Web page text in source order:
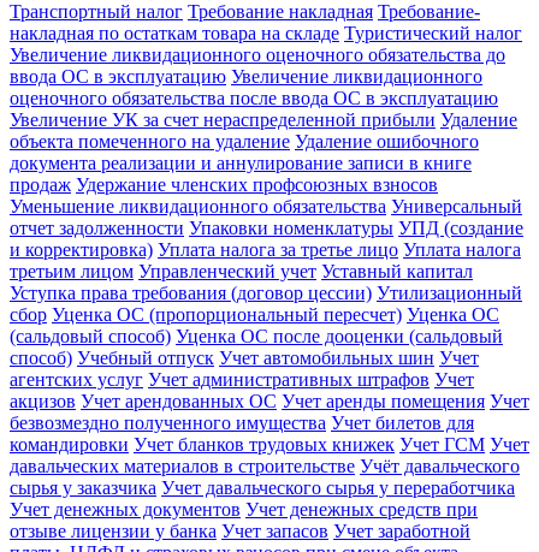
Транспортный налог Требование накладная Требование-
накладная по остаткам товара на складе Туристический налог
Увеличение ликвидационного оценочного обязательства до
ввода ОС в эксплуатацию Увеличение ликвидационного
оценочного обязательства после ввода ОС в эксплуатацию
Увеличение УК за счет нераспределенной прибыли Удаление
объекта помеченного на удаление Удаление ошибочного
документа реализации и аннулирование записи в книге
продаж Удержание членских профсоюзных взносов
Уменьшение ликвидационного обязательства Универсальный
отчет задолженности Упаковки номенклатуры УПД (создание
и корректировка) Уплата налога за третье лицо Уплата налога
третьим лицом Управленческий учет Уставный капитал
Уступка права требования (договор цессии) Утилизационный
сбор Уценка ОС (пропорциональный пересчет) Уценка ОС
(сальдовый способ) Уценка ОС после дооценки (сальдовый
способ) Учебный отпуск Учет автомобильных шин Учет
агентских услуг Учет административных штрафов Учет
акцизов Учет арендованных ОС Учет аренды помещения Учет
безвозмездно полученного имущества Учет билетов для
командировки Учет бланков трудовых книжек Учет ГСМ Учет
давальческих материалов в строительстве Учёт давальческого
сырья у заказчика Учет давальческого сырья у переработчика
Учет денежных документов Учет денежных средств при
отзыве лицензии у банка Учет запасов Учет заработной